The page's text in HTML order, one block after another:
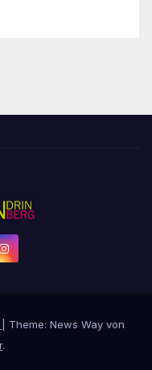
Theme: News Way von
.